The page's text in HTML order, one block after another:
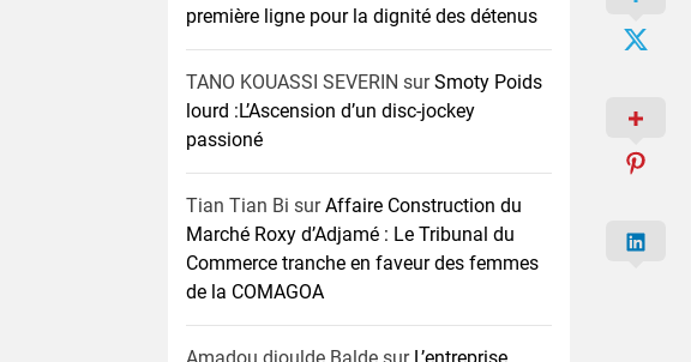
première ligne pour la dignité des détenus
TANO KOUASSI SEVERIN surSmoty Poids
lourd :L’Ascension d’un disc-jockey
passioné
Tian Tian Bi surAffaire Construction du
Marché Roxy d’Adjamé : Le Tribunal du
Commerce tranche en faveur des femmes
de la COMAGOA